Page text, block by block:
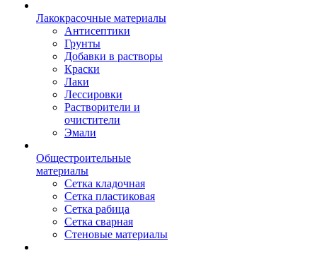
Лакокрасочные материалы
Антисептики
Грунты
Добавки в растворы
Краски
Лаки
Лессировки
Растворители и
очистители
Эмали
Общестроительные
материалы
Сетка кладочная
Сетка пластиковая
Сетка рабица
Сетка сварная
Стеновые материалы